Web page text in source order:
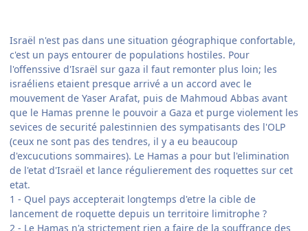
Israël n'est pas dans une situation géographique confortable,
c'est un pays entourer de populations hostiles. Pour
l'offenssive d'Israël sur gaza il faut remonter plus loin; les
israéliens etaient presque arrivé a un accord avec le
mouvement de Yaser Arafat, puis de Mahmoud Abbas avant
que le Hamas prenne le pouvoir a Gaza et purge violement les
sevices de securité palestinnien des sympatisants des l'OLP
(ceux ne sont pas des tendres, il y a eu beaucoup
d'excucutions sommaires). Le Hamas a pour but l'elimination
de l'etat d'Israël et lance régulierement des roquettes sur cet
etat.
1 - Quel pays accepterait longtemps d'etre la cible de
lancement de roquette depuis un territoire limitrophe ?
2 - Le Hamas n'a strictement rien a faire de la souffrance des